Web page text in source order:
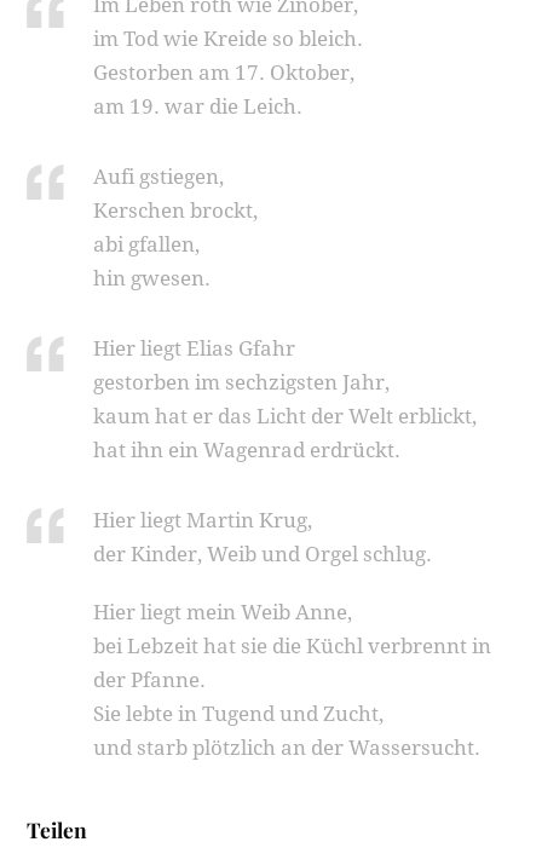
im Tod wie Kreide so bleich.
Gestorben am 17. Oktober,
am 19. war die Leich.
Aufi gstiegen,
Kerschen brockt,
abi gfallen,
hin gwesen.
Hier liegt Elias Gfahr
gestorben im sechzigsten Jahr,
kaum hat er das Licht der Welt erblickt,
hat ihn ein Wagenrad erdrückt.
Hier liegt Martin Krug,
der Kinder, Weib und Orgel schlug.
Hier liegt mein Weib Anne,
bei Lebzeit hat sie die Küchl verbrennt in
der Pfanne.
Sie lebte in Tugend und Zucht,
und starb plötzlich an der Wassersucht.
Teilen